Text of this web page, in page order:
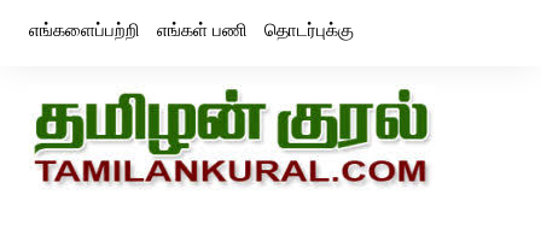
எங்களைப்பற்றி எங்கள் பணி தொடர்புக்கு